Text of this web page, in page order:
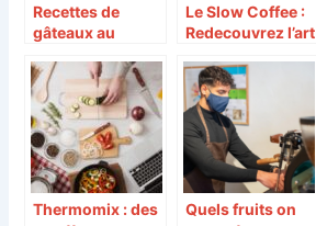
Recettes de
gâteaux au
grands pâtissiers
Le Slow Coffee :
Redecouvrez l’art
votre tasse de
cafe
Thermomix : des
Quels fruits on